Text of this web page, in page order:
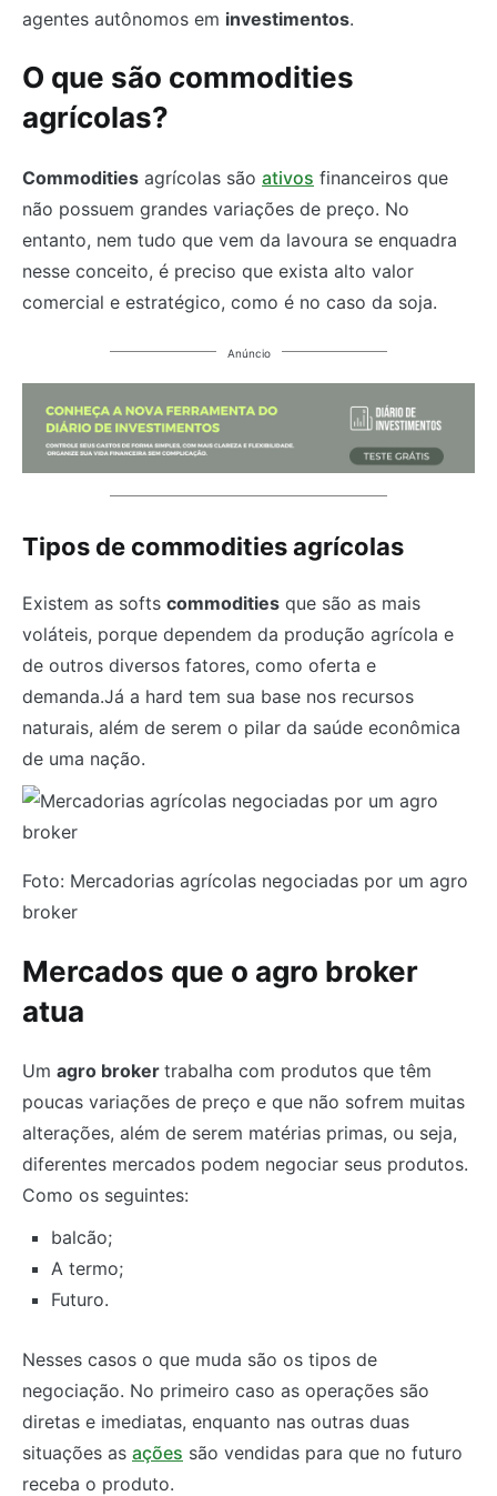
agentes autônomos em investimentos.
O que são commodities
agrícolas?
Commodities agrícolas são ativos financeiros que
não possuem grandes variações de preço. No
entanto, nem tudo que vem da lavoura se enquadra
nesse conceito, é preciso que exista alto valor
comercial e estratégico, como é no caso da soja.
Anúncio
Tipos de commodities agrícolas
Existem as softs commodities que são as mais
voláteis, porque dependem da produção agrícola e
de outros diversos fatores, como oferta e
demanda.Já a hard tem sua base nos recursos
naturais, além de serem o pilar da saúde econômica
de uma nação.
Foto: Mercadorias agrícolas negociadas por um agro
broker
Mercados que o agro broker
atua
Um agro broker trabalha com produtos que têm
poucas variações de preço e que não sofrem muitas
alterações, além de serem matérias primas, ou seja,
diferentes mercados podem negociar seus produtos.
Como os seguintes:
balcão;
A termo;
Futuro.
Nesses casos o que muda são os tipos de
negociação. No primeiro caso as operações são
diretas e imediatas, enquanto nas outras duas
situações as ações são vendidas para que no futuro
receba o produto.